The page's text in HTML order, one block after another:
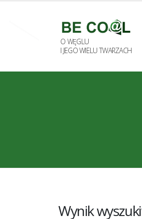
O WĘGLU
I JEGO WIELU TWARZACH
Wynik